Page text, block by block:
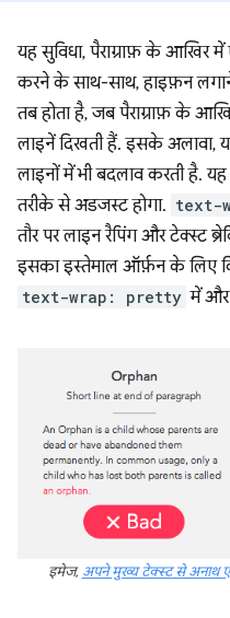
यह सुविधा, पैराग्राफ़ के आखिर
करने के साथ-साथ, हाइफ़न
तब होता है, जब पैराग्राफ़ के
लाइनें दिखती हैं. इसके अलावा,
लाइनों में भी बदलाव करती है.
तरीके से अडजस्ट होगा. text-
तौर पर लाइन रैपिंग और टेक्स्ट
इसका इस्तेमाल ऑर्फ़न के लिए
text-wrap: pretty में और
इमेज, अपने मुख्य टेक्स्ट से अनाथ